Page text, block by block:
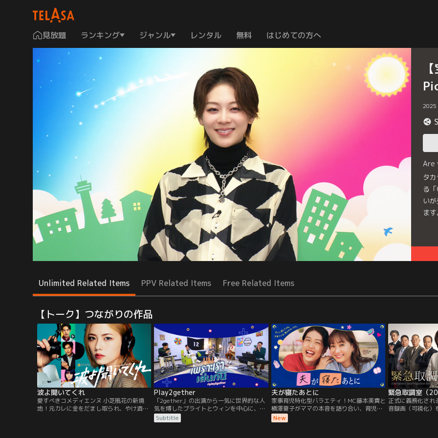
見放題 ランキング ジャンル レンタル 無料 はじめての方へ
2025
Are
タ
る
い
ま
Unlimited Related Items PPV Related Items Free Related Items
【トーク】つながりの作品
波よ聞いてくれ
愛すべきコメディエンヌ 小芝風花の新境
地！元カレに金をだまし取られ、やけ酒飲
んだ挙句にマシンガントークをぶちかます
Play2gether
「2gether」の出演から一気に世界的な人
気を博したブライトとウィンを中心に、ド
ラマの共演者も出演するトーク番組。ドラ
マの楽曲を再現する演奏シーンも見どころ
Subtitle
夫が寝たあとに
家事育児特化型バラエティ！MC藤本美貴と
横澤夏子がママの本音を語り合い、育児や
家事そしてパパに対する日頃のストレスを
発散！
New
緊急取調室（
正式に義務化され
音録画（可視化）